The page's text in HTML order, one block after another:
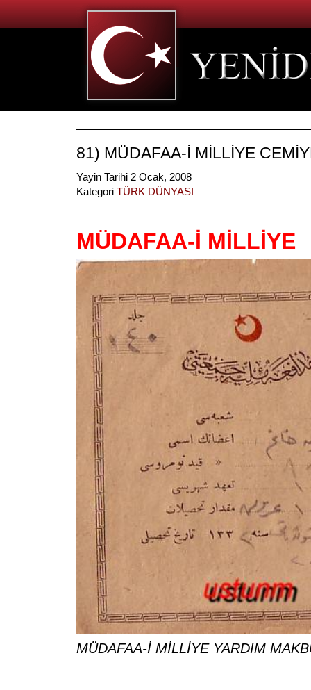
81) MÜDAFAA-İ MİLLİYE
Yayin Tarihi 2 Ocak, 2008
Kategori TÜRK DÜNYASI
MÜDAFAA-İ MİLLİYE
MÜDAFAA-İ MİLLİYE YARDIM